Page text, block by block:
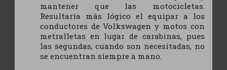
mantener que las motocicletas.
Resultaría más lógico el equipar a los
conductores de Volkswagen y motos con
metralletas en lugar de carabinas, pues
las segundas, cuando son necesitadas, no
se encuentran siempre a mano.